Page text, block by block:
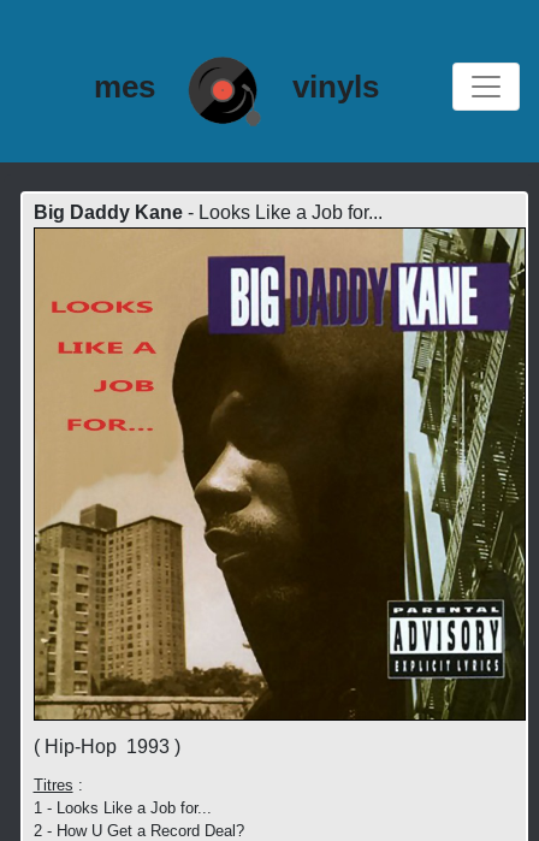
mes vinyls
Big Daddy Kane- Looks Like a Job for...
( Hip-Hop 1993 )
Titres :
1 - Looks Like a Job for...
2 - How U Get a Record Deal?